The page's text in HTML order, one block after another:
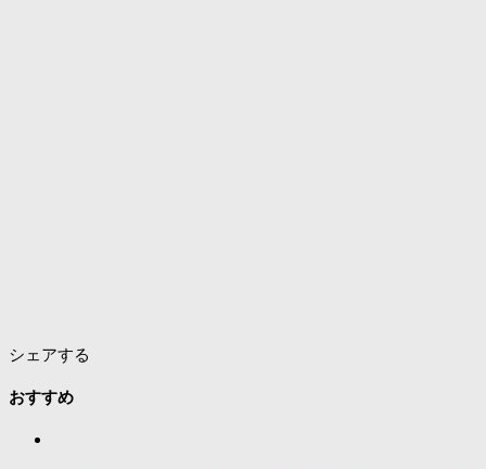
シェアする
おすすめ